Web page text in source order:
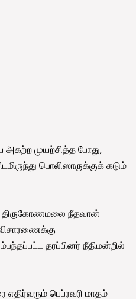
அகற்ற முயற்சித்த போது,
பொலிஸாருக்குக் கடும்
திருகோணமலை நீதவான்
தரப்பினர் நீதிமன்றில்
பெப்ரவரி மாதம்